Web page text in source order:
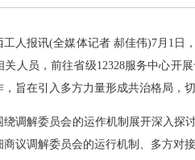
报讯(全媒体记者 郝佳伟)7月1日，
关人员，前往省级12328服务中心开
旨在引入多方力量形成共治格局，
解委员会的运作机制展开深入探
议调解委员会的运行机制、多方对